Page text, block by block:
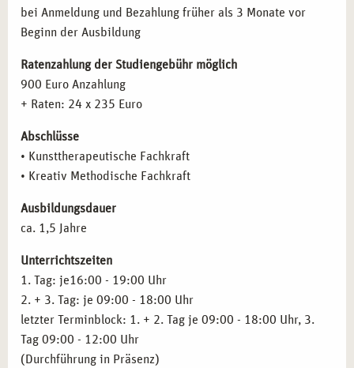
DemenzpräventionundKrisenintervention tätig werden.
Weitere Einsatzmöglichkeiten gibt es in
Flüchtlingshilfe.
künstlerischen Vorerfahrungen
Sozialpädagogik,Heilpädagogik
Kunstpädagogik
FAZIT
Nutzen Sie die Gelegenheit, Ihrekunsttherapeutische
Praxisausbildungin Köln zu beginnen. Werden Sie ein Teil
dercampus naturalis-Gemeinschaft und entwickeln Sie
Gruppendynamische Prozesse
Themen- und teilnehmerzentrierte Stundenplanung
Therapeutische Techniken: Materialkunde und Übungen
in der Malerei
Kommunikation und Gesprächsführung
Kunsttherapie in der Heilpädagogik
Kunsttherapie in der Demenzprävention und -arbeit
Arbeit in der Traumatherapie und Krisenintervention
Kulturpädagogik
Kreative Arbeit im klinischen Kontext
Psychopathologie
Klinische Pathologie
Praxistraining, Supervision und Selbsterfahrung
Inhalte des BasismodulsKreativ methodische Fachkraft
bei Anmeldung und Bezahlung früher als 3 Monate vor
Beginn der Ausbildung
Ratenzahlung der Studiengebühr möglich
900 Euro Anzahlung
+ Raten: 24 x 235 Euro
Abschlüsse
• Kunsttherapeutische Fachkraft
• Kreativ Methodische Fachkraft
Ausbildungsdauer
ca. 1,5 Jahre
Unterrichtszeiten
1. Tag: je16:00 - 19:00 Uhr
2. + 3. Tag: je 09:00 - 18:00 Uhr
letzter Terminblock: 1. + 2. Tag je 09:00 - 18:00 Uhr, 3.
Tag 09:00 - 12:00 Uhr
(Durchführung in Präsenz)